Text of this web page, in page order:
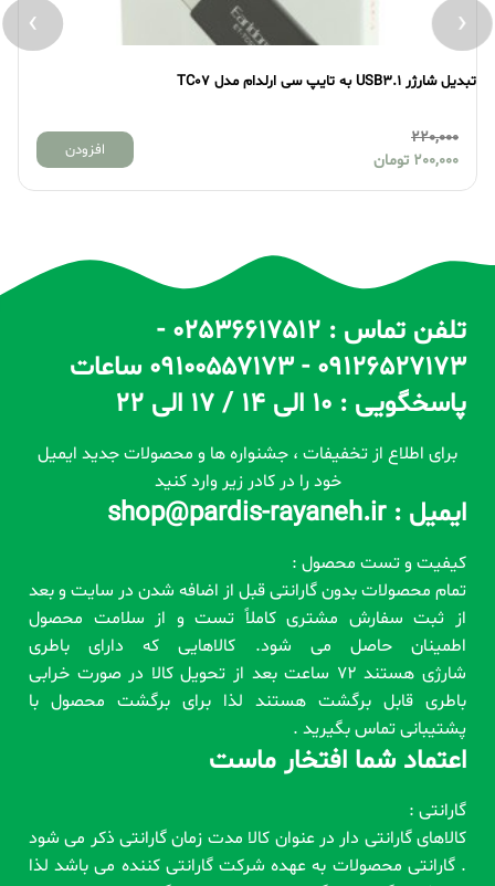
150,000
130,000 تومان
‹
›
تلفن تماس : 02536617512 -
09126527173 - 09100557173 ساعات
پاسخگویی : 10 الی 14 / 17 الی 22
برای اطلاع از تخفیفات ، جشنواره ها و محصولات جدید ایمیل
خود را در کادر زیر وارد کنید
ایمیل : shop@pardis-rayaneh.ir
کیفیت و تست محصول :
تمام محصولات بدون گارانتی قبل از اضافه شدن در سایت و بعد
از ثبت سفارش مشتری کاملاً تست و از سلامت محصول
اطمینان حاصل می شود. کالاهایی که دارای باطری
شارژی هستند 72 ساعت بعد از تحویل کالا در صورت خرابی
باطری قابل برگشت هستند لذا برای برگشت محصول با
پشتیبانی تماس بگیرید .
اعتماد شما افتخار ماست
گارانتی :
کالاهای گارانتی دار در عنوان کالا مدت زمان گارانتی ذکر می شود
. گارانتی محصولات به عهده شرکت گارانتی کننده می باشد لذا